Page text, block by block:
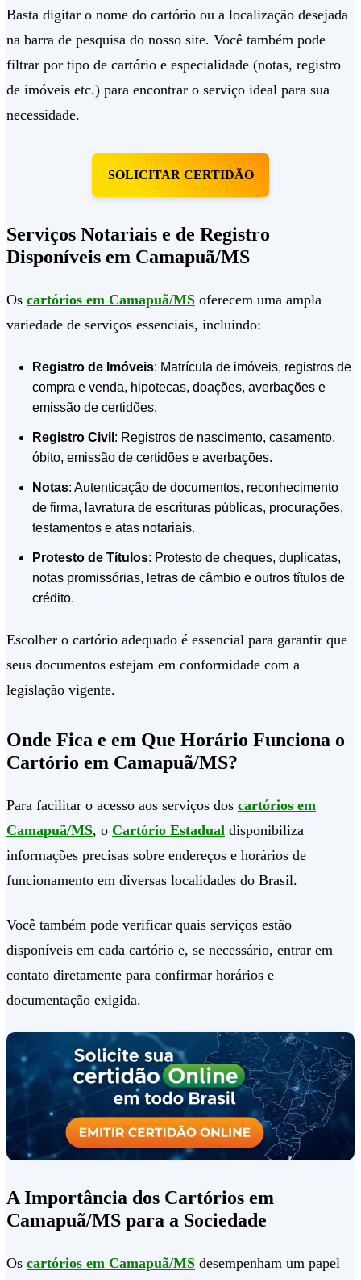
Basta digitar o nome do cartório ou a localização desejada
na barra de pesquisa do nosso site. Você também pode
filtrar por tipo de cartório e especialidade (notas, registro
de imóveis etc.) para encontrar o serviço ideal para sua
necessidade.
SOLICITAR CERTIDÃO
Serviços Notariais e de Registro
Disponíveis em Camapuã/MS
Os cartórios em Camapuã/MS oferecem uma ampla
variedade de serviços essenciais, incluindo:
Registro de Imóveis: Matrícula de imóveis, registros de
compra e venda, hipotecas, doações, averbações e
emissão de certidões.
Registro Civil : Registros de nascimento, casamento,
óbito, emissão de certidões e averbações.
Notas: Autenticação de documentos, reconhecimento
de firma, lavratura de escrituras públicas, procurações,
testamentos e atas notariais.
Protesto de Títulos: Protesto de cheques, duplicatas,
notas promissórias, letras de câmbio e outros títulos de
crédito.
Escolher o cartório adequado é essencial para garantir que
seus documentos estejam em conformidade com a
legislação vigente.
Onde Fica e em Que Horário Funciona o
Cartório em Camapuã/MS?
Para facilitar o acesso aos serviços dos cartórios em
Camapuã/MS, o Cartório Estadual disponibiliza
informações precisas sobre endereços e horários de
funcionamento em diversas localidades do Brasil.
Você também pode verificar quais serviços estão
disponíveis em cada cartório e, se necessário, entrar em
contato diretamente para confirmar horários e
documentação exigida.
A Importância dos Cartórios em
Camapuã/MS para a Sociedade
Os cartórios em Camapuã/MS desempenham um papel